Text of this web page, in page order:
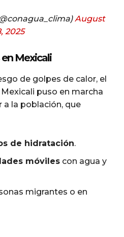
August
2025
Mexicali
de golpes de calor, el
puso en marcha
a la población, que
de hidratación.
móviles con agua y
migrantes o en